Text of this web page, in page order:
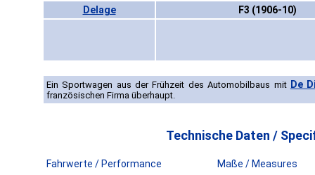
Delage F3 (1906-10)
Ein Sportwagen aus der Frühzeit des Automobilbaus mit De
französischen Firma überhaupt.
Technische Daten /
Fahrwerte / Performance Maße / Measures